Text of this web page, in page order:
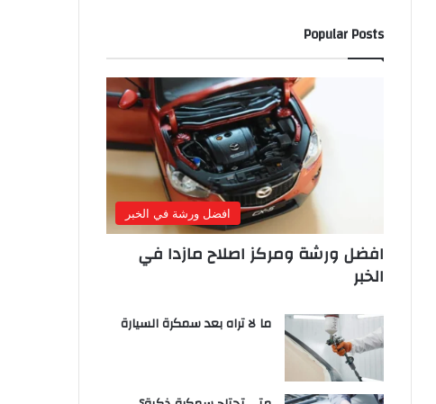
Popular Posts
افضل ورشة في الخبر
افضل ورشة ومركز اصلاح مازدا في
الخبر
ما لا تراه بعد سمكرة السيارة